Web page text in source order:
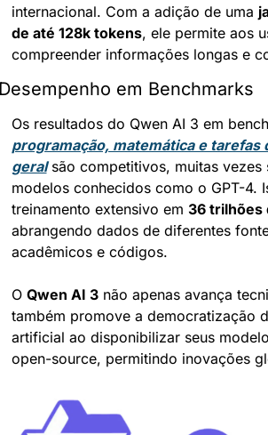
internacional. Com a adição de uma
de até 128k tokens, ele permite aos
compreender informações longas e
em Benchmarks
programação, matemática e tarefas
geral são competitivos, muitas vezes
modelos conhecidos como o GPT-4.
treinamento extensivo em 36 trilhões
abrangendo dados de diferentes
acadêmicos e códigos.
O Qwen AI 3 não apenas avança
também promove a democratização
artificial ao disponibilizar seus
open-source, permitindo inovações